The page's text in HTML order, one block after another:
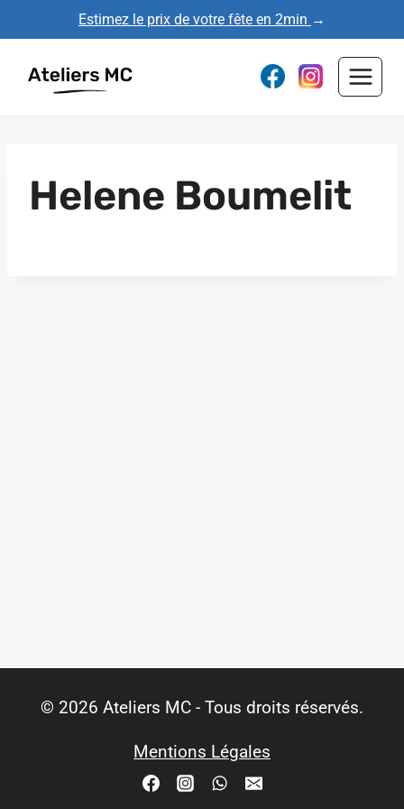
au
contenu
Estimez le prix de votre fête en 2min →
Helene Boumelit
© 2026 Ateliers MC - Tous droits réservés.
Mentions Légales